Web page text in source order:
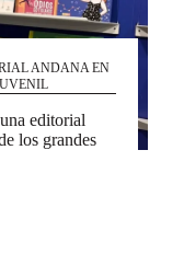
ANDANA EN
editorial
los grandes